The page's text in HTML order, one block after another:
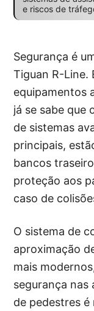
e riscos de
Segurança é
Tiguan R-Line.
equipamentos
já se sabe que
de sistemas
principais,
bancos
proteção aos
caso de
O sistema de
aproximação
mais
segurança nas
de pedestres é